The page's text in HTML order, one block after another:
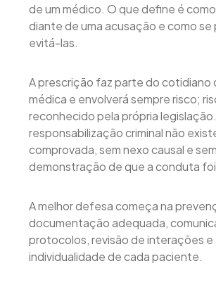
de um médico. O que define é
diante de uma acusação e como se
evitá-las.
A prescrição faz parte do cotidiano
médica e envolverá sempre risco;
reconhecido pela própria
responsabilização criminal não
comprovada, sem nexo causal e sem
demonstração de que a conduta
A melhor defesa começa na
documentação adequada,
protocolos, revisão de interações
individualidade de cada paciente.